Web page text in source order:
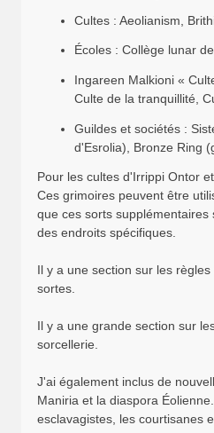
Cultes : Aeolianism,
Écoles : Collège lunar
Ingareen Malkioni «
Culte de la tranquillité,
Guildes et sociétés :
d'Esrolia), Bronze Ring
Pour les cultes d'Irrippi Ontor
Ces grimoires peuvent être
que ces sorts
des endroits spécifiques.
Il y a une section sur les
sortes.
Il y a une grande section sur
sorcellerie.
J'ai également inclus de
Maniria et la diaspora
esclavagistes, les courtisanes